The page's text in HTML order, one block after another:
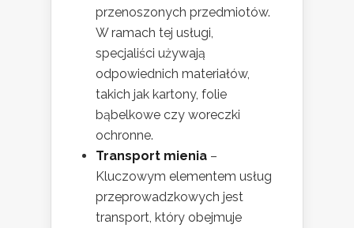
przenoszonych przedmiotów.
W ramach tej usługi,
specjaliści używają
odpowiednich materiałów,
takich jak kartony, folie
bąbelkowe czy woreczki
ochronne.
Transport mienia –
Kluczowym elementem usług
przeprowadzkowych jest
transport, który obejmuje